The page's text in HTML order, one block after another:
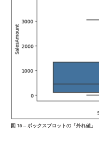
図 15 – ボックスプロットの「外れ値」